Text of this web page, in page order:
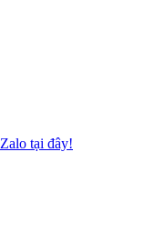
Zalo tại đây!